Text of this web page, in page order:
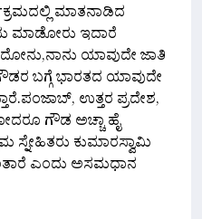
ಮಾತನಾಡಿದ
ಮಾಡೋರು ಇದಾರೆ
ಯಾವುದೇ ಜಾತಿ
ಬಗ್ಗೆ ಭಾರತದ ಯಾವುದೇ
ಉತ್ತರ ಪ್ರದೇಶ,
ಗೌಡ ಅಚ್ಚಾ ಹೈ
ಸ್ನೇಹಿತರು ಕುಮಾರಸ್ವಾಮಿ
ಎಂದು ಅಸಮಧಾನ